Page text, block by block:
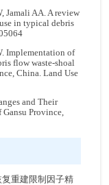
Jamali AA. A review
in typical debris
Implementation of
flow waste-shoal
China. Land Use
and Their
Province,
重建限制因子精